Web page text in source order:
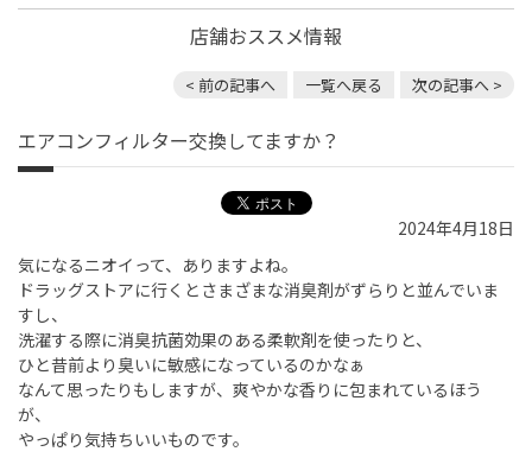
店舗おススメ情報
< 前の記事へ 一覧へ戻る 次の記事へ >
エアコンフィルター交換してますか？
2024年4月18日
気になるニオイって、ありますよね。
ドラッグストアに行くとさまざまな消臭剤がずらりと並んでいま
すし、
洗濯する際に消臭抗菌効果のある柔軟剤を使ったりと、
ひと昔前より臭いに敏感になっているのかなぁ
なんて思ったりもしますが、爽やかな香りに包まれているほう
が、
やっぱり気持ちいいものです。